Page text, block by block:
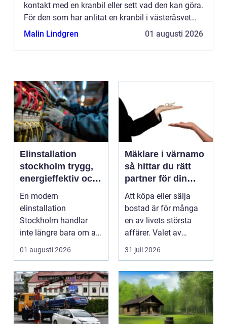
kontakt med en kranbil eller sett vad den kan göra.
För den som har anlitat en kranbil i västeråsvet
precis vad för nytta den kan ge, och är troligen
Malin Lindgren 01 augusti 2026
Elinstallation
stockholm trygg,
energieffektiv och
framtidssäker el i
företagslokaler
En modern
elinstallation
Stockholm handlar
inte längre bara om att
få belysning och uttag
på rätt pl...
01 augusti 2026
Mäklare i värnamo
så hittar du rätt
partner för din
bostadsaffär
Att köpa eller sälja
bostad är för många
en av livets största
affärer. Valet av
mäklare Värnamo
påve...
31 juli 2026